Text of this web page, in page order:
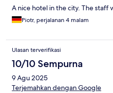
A nice hotel in the city. The staff
Piotr, perjalanan 4 malam
Ulasan terverifikasi
10/10 Sempurna
9 Agu 2025
Terjemahkan dengan Google